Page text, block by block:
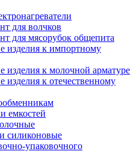
для волчков
для мясорубок общепита
изделия к импортному
изделия к молочной арматуре
изделия к отечественному
емкостей
силиконовые
упаковочного